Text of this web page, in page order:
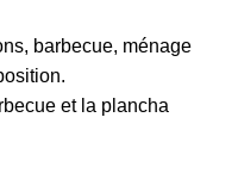
barbecue, ménage
et la plancha